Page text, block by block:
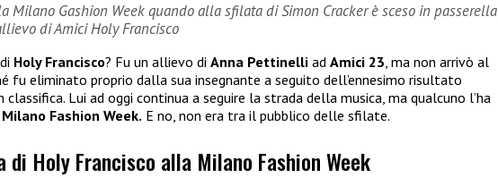
Milano Gashion Week quando alla sfilata di Simon Cracker è sceso in passerella
di Amici Holy Francisco
Holy Francisco? Fu un allievo di Anna Pettinelli ad Amici 23, ma non arrivò al
fu eliminato proprio dalla sua insegnante a seguito dell’ennesimo risultato
classifica. Lui ad oggi continua a seguire la strada della musica, ma qualcuno l’ha
Milano Fashion Week. E no, non era tra il pubblico delle sfilate.
di Holy Francisco alla Milano Fashion Week